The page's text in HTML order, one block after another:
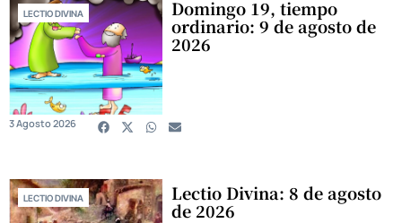
LECTIO DIVINA Domingo 19, tiempo
ordinario: 9 de agosto de
2026
3 Agosto 2026
LECTIO DIVINA Lectio Divina: 8 de agosto
de 2026